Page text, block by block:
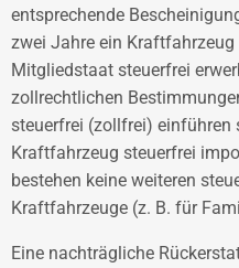
entsprechende
zwei Jahre ein Kraftfahrzeug
Mitgliedstaat steuerfrei
zollrechtlichen
steuerfrei (zollfrei) einführen
Kraftfahrzeug steuerfrei
bestehen keine weiteren
Kraftfahrzeuge (z. B. für
Eine nachträgliche